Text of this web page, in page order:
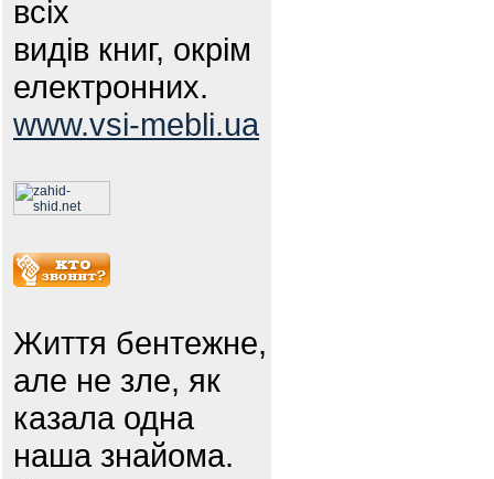
всіх
видів книг, окрім
електронних.
www.vsi-mebli.ua
Життя бентежне,
але не зле, як
казала одна
наша знайома.